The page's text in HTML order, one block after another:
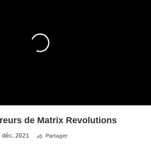
de Matrix Revolutions
déc. 2021 Partager